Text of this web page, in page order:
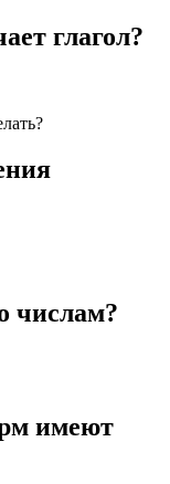
глагол?
числам?
имеют